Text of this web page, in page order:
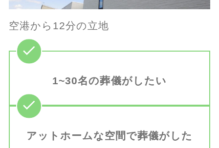
空港から12分の立地
1~30名の葬儀がしたい
アットホームな空間で葬儀がした